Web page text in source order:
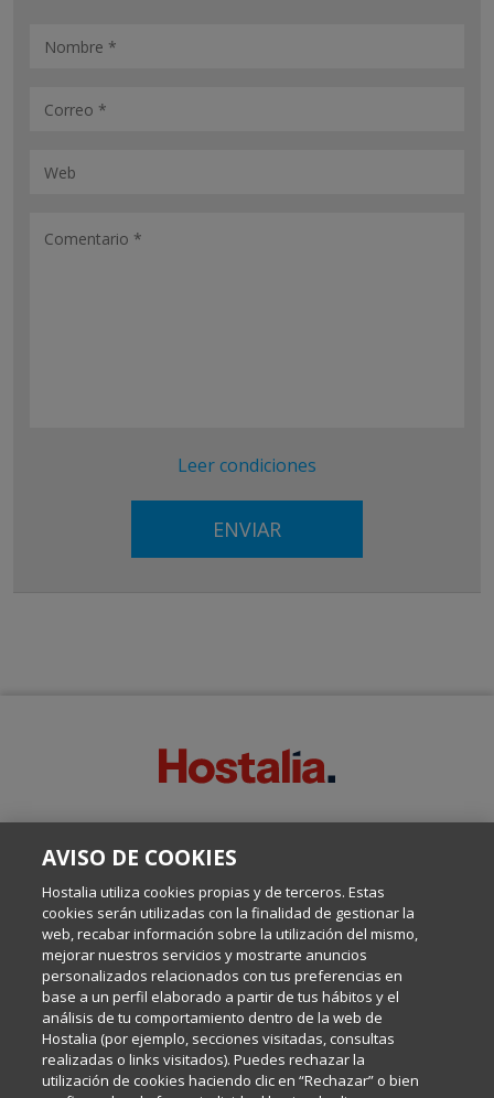
Leer condiciones
Escrito por el equipo de Comunicación de Hostalia, dirigido por
Internet y Tecnología.
Política de privacidad
Política de cookies
AVISO DE COOKIES
Hostalia utiliza cookies propias y de terceros. Estas
cookies serán utilizadas con la finalidad de gestionar la
web, recabar información sobre la utilización del mismo,
mejorar nuestros servicios y mostrarte anuncios
personalizados relacionados con tus preferencias en
base a un perfil elaborado a partir de tus hábitos y el
análisis de tu comportamiento dentro de la web de
Hostalia (por ejemplo, secciones visitadas, consultas
realizadas o links visitados). Puedes rechazar la
utilización de cookies haciendo clic en “Rechazar” o bien